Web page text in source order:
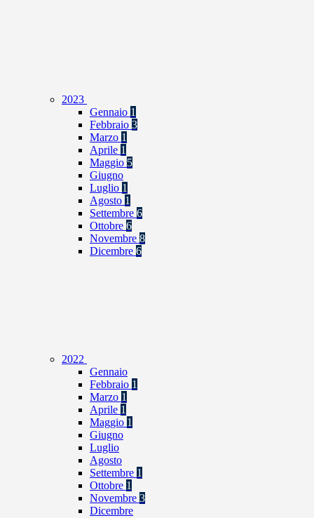
2023
Gennaio 1
Febbraio 3
Marzo 1
Aprile 1
Maggio 5
Giugno
Luglio 1
Agosto 1
Settembre 6
Ottobre 6
Novembre 8
Dicembre 6
2022
Gennaio
Febbraio 1
Marzo 1
Aprile 1
Maggio 1
Giugno
Luglio
Agosto
Settembre 1
Ottobre 1
Novembre 3
Dicembre